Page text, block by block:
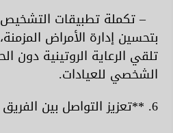
– تكملة تطبيقات التشخيص
بتحسين إدارة الأمراض
تلقي الرعاية الروتينية دون
الشخصي للعيادات.
6. **تعزيز التواصل بين الفريق الطبي والمريض:**